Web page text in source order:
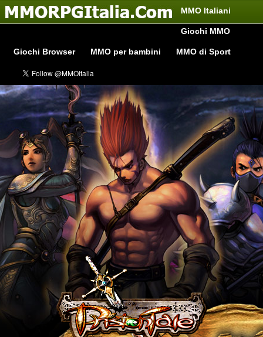
MMO Italiani
Giochi MMO
Giochi Browser MMO per bambini MMO di Sport